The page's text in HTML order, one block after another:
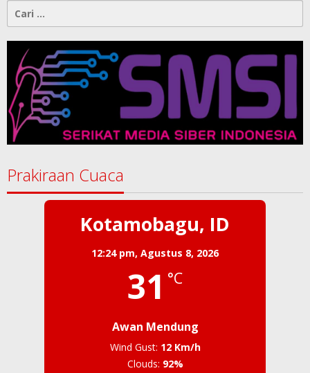
Cari
Prakiraan Cuaca
Kotamobagu, ID
12:24 pm, Agustus 8, 2026
31 °C
Awan Mendung
Wind Gust: 12 Km/h
Clouds: 92%